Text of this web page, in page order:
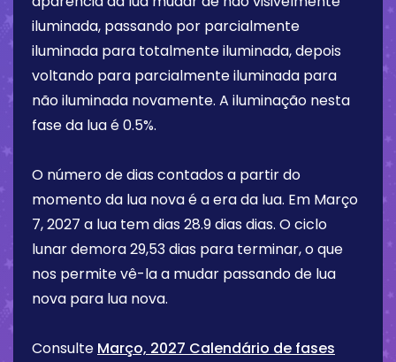
iluminada, passando por parcialmente
iluminada para totalmente iluminada, depois
voltando para parcialmente iluminada para
não iluminada novamente. A iluminação nesta
fase da lua é0.5%.
O número de dias contados a partir do
momento da lua nova é a era da lua. Em Março
7, 2027 a lua tem dias 28.9 dias dias. O ciclo
lunar demora 29,53 dias para terminar, o que
nos permite vê-la a mudar passando de lua
nova para lua nova.
Consulte Março, 2027 Calendário de fases